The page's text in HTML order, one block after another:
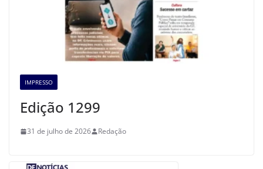
IMPRESSO
Edição 1299
31 de julho de 2026 Redação